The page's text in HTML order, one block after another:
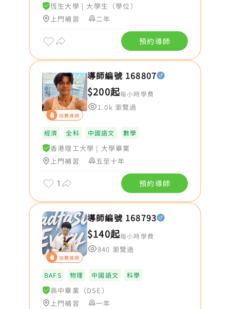
恆生大學 | 大學生（學位）
上門補習
二年
預約導師
自薦導師
導師編號 168807
$200起每小時學費
1.0k 瀏覽過
經濟 全科 中國語文 數學
香港理工大學 | 大學畢業
上門補習
五至十年
1 預約導師
自薦導師
導師編號 168793
$140起每小時學費
840 瀏覽過
BAFS 物理 中國語文 科學
高中畢業（DSE）
上門補習
一年